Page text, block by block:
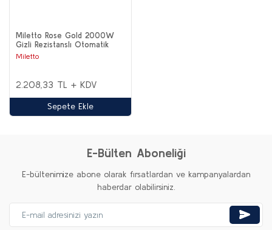
Miletto Rose Gold 2000W
Gizli Rezistanslı Otomatik
Çay Makinesi 2,9 lt - MT20R
Miletto
2.208,33 TL + KDV
Sepete Ekle
E-Bülten Aboneliği
E-bültenimize abone olarak fırsatlardan ve kampanyalardan
haberdar olabilirsiniz.